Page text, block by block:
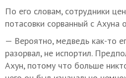
По его словам, сотрудники
потасовки сорванный с Ахуна
— Вероятно, медведь как-то
разорвал, не испортил.
Ахун, потому что больше